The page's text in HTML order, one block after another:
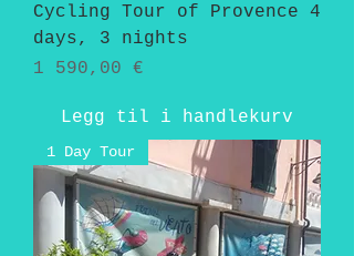
Cycling Tour of Provence 4
days, 3 nights
Pris
1 590,00 €
Legg til i handlekurv
1 Day Tour